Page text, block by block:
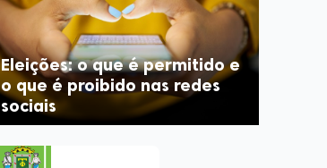
Eleições: o que é permitido e
o que é proibido nas redes
sociais